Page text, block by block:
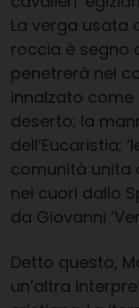
La verga usata
roccia è segno
penetrerà nel
innalzato come
deserto; la
dell’Eucaristia;
comunità unita
nei cuori dallo
da Giovanni
Detto questo,
un’altra